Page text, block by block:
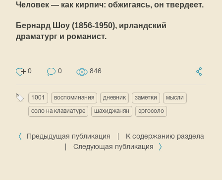
Человек — как кирпич: обжигаясь, он твердеет.
Бернард Шоу (1856-1950), ирландский
драматург и романист.
0 0 846
1001 воспоминания дневник заметки мысли
соло на клавиатуре шахиджанян эргосоло
Предыдущая публикация
К содержанию раздела
Следующая публикация